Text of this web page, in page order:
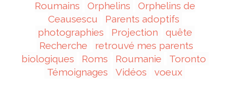
Roumains
Orphelins
Orphelins de
Ceausescu
Parents adoptifs
photographies
Projection
quête
Recherche
retrouvé mes parents
biologiques
Roms Roumanie
Toronto
Témoignages
Vidéos voeux